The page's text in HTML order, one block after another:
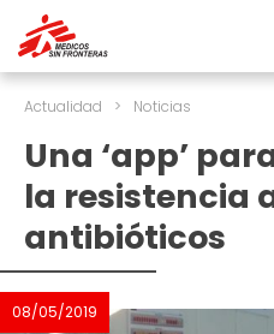
Actualidad > Noticias
Una ‘app’
la resistencia
antibióticos
08/05/2019